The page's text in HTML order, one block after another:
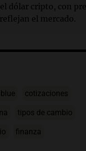
dólar cripto, con
el mercado.
cotizaciones
tipos de cambio
finanza